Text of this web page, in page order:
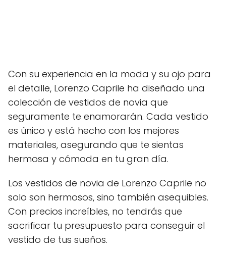
Con su experiencia en la moda y su ojo para
el detalle, Lorenzo Caprile ha diseñado una
colección de vestidos de novia que
seguramente te enamorarán. Cada vestido
es único y está hecho con los mejores
materiales, asegurando que te sientas
hermosa y cómoda en tu gran día.
Los vestidos de novia de Lorenzo Caprile no
solo son hermosos, sino también asequibles.
Con precios increíbles, no tendrás que
sacrificar tu presupuesto para conseguir el
vestido de tus sueños.